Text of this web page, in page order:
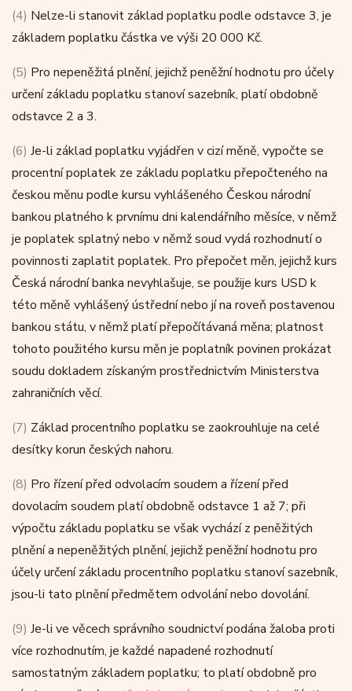
(4) Nelze-li stanovit základ poplatku podle odstavce 3, je
základem poplatku částka ve výši 20 000 Kč.
(5) Pro nepeněžitá plnění, jejichž peněžní hodnotu pro účely
určení základu poplatku stanoví sazebník, platí obdobně
odstavce 2 a 3.
(6) Je-li základ poplatku vyjádřen v cizí měně, vypočte se
procentní poplatek ze základu poplatku přepočteného na
českou měnu podle kursu vyhlášeného Českou národní
bankou platného k prvnímu dni kalendářního měsíce, v němž
je poplatek splatný nebo v němž soud vydá rozhodnutí o
povinnosti zaplatit poplatek. Pro přepočet měn, jejichž kurs
Česká národní banka nevyhlašuje, se použije kurs USD k
této měně vyhlášený ústřední nebo jí na roveň postavenou
bankou státu, v němž platí přepočítávaná měna; platnost
tohoto použitého kursu měn je poplatník povinen prokázat
soudu dokladem získaným prostřednictvím Ministerstva
zahraničních věcí.
(7) Základ procentního poplatku se zaokrouhluje na celé
desítky korun českých nahoru.
(8) Pro řízení před odvolacím soudem a řízení před
dovolacím soudem platí obdobně odstavce 1 až 7; při
výpočtu základu poplatku se však vychází z peněžitých
plnění a nepeněžitých plnění, jejichž peněžní hodnotu pro
účely určení základu procentního poplatku stanoví sazebník,
jsou-li tato plnění předmětem odvolání nebo dovolání.
(9) Je-li ve věcech správního soudnictví podána žaloba proti
více rozhodnutím, je každé napadené rozhodnutí
samostatným základem poplatku; to platí obdobně pro